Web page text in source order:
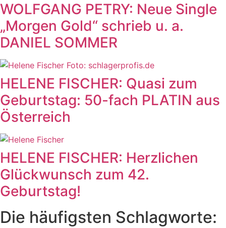
WOLFGANG PETRY: Neue Single
„Morgen Gold“ schrieb u. a.
DANIEL SOMMER
HELENE FISCHER: Quasi zum
Geburtstag: 50-fach PLATIN aus
Österreich
HELENE FISCHER: Herzlichen
Glückwunsch zum 42.
Geburtstag!
Die häufigsten Schlagworte: